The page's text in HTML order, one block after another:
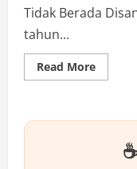
Tidak Berada
tahun...
Read MoreRead
more